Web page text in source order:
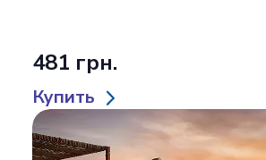
481 грн.
Купить